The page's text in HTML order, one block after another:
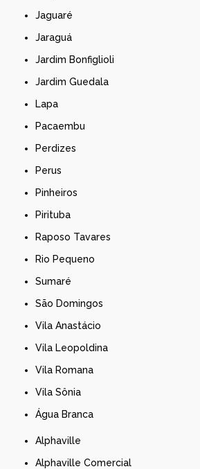
Jaguaré
Jaraguá
Jardim Bonfiglioli
Jardim Guedala
Lapa
Pacaembu
Perdizes
Perus
Pinheiros
Pirituba
Raposo Tavares
Rio Pequeno
Sumaré
São Domingos
Vila Anastácio
Vila Leopoldina
Vila Romana
Vila Sônia
Água Branca
Alphaville
Alphaville Comercial